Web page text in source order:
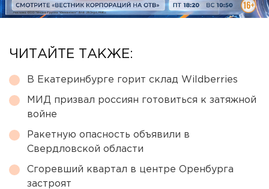
ЧИТАЙТЕ ТАКЖЕ:
В Екатеринбурге горит склад Wildberries
МИД призвал россиян готовиться к затяжной
войне
Ракетную опасность объявили в
Свердловской области
Сгоревший квартал в центре Оренбурга
застроят